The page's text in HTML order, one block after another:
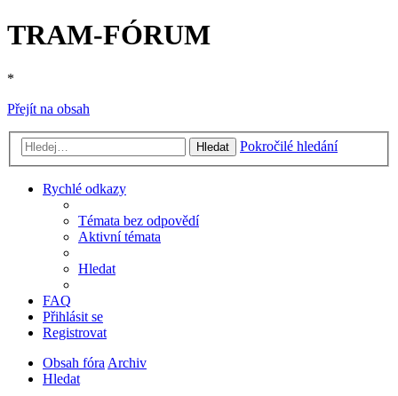
TRAM-FÓRUM
*
Přejít na obsah
Hledat Pokročilé hledání
Rychlé odkazy
Témata bez odpovědí
Aktivní témata
Hledat
FAQ
Přihlásit se
Registrovat
Obsah fóraArchiv
Hledat